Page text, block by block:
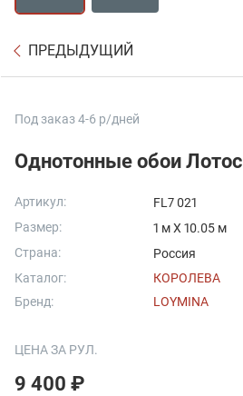
ПРЕДЫДУЩИЙ
Под заказ 4-6 р/дней
Однотонные обои Лотос
Артикул:
FL7 021
Размер:
1 м X 10.05 м
Страна:
Россия
Каталог:
КОРОЛЕВА
Бренд:
LOYMINA
ЦЕНА ЗА РУЛ.
9 400 ₽